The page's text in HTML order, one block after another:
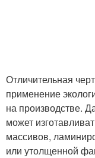
Отличительная
применение
на производстве.
может
массивов,
или утолщенной